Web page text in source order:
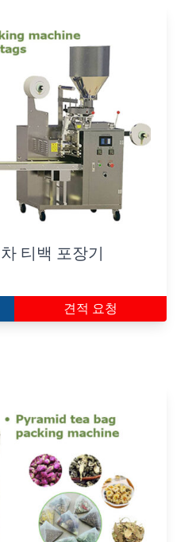
티백 포장기
견적 요청